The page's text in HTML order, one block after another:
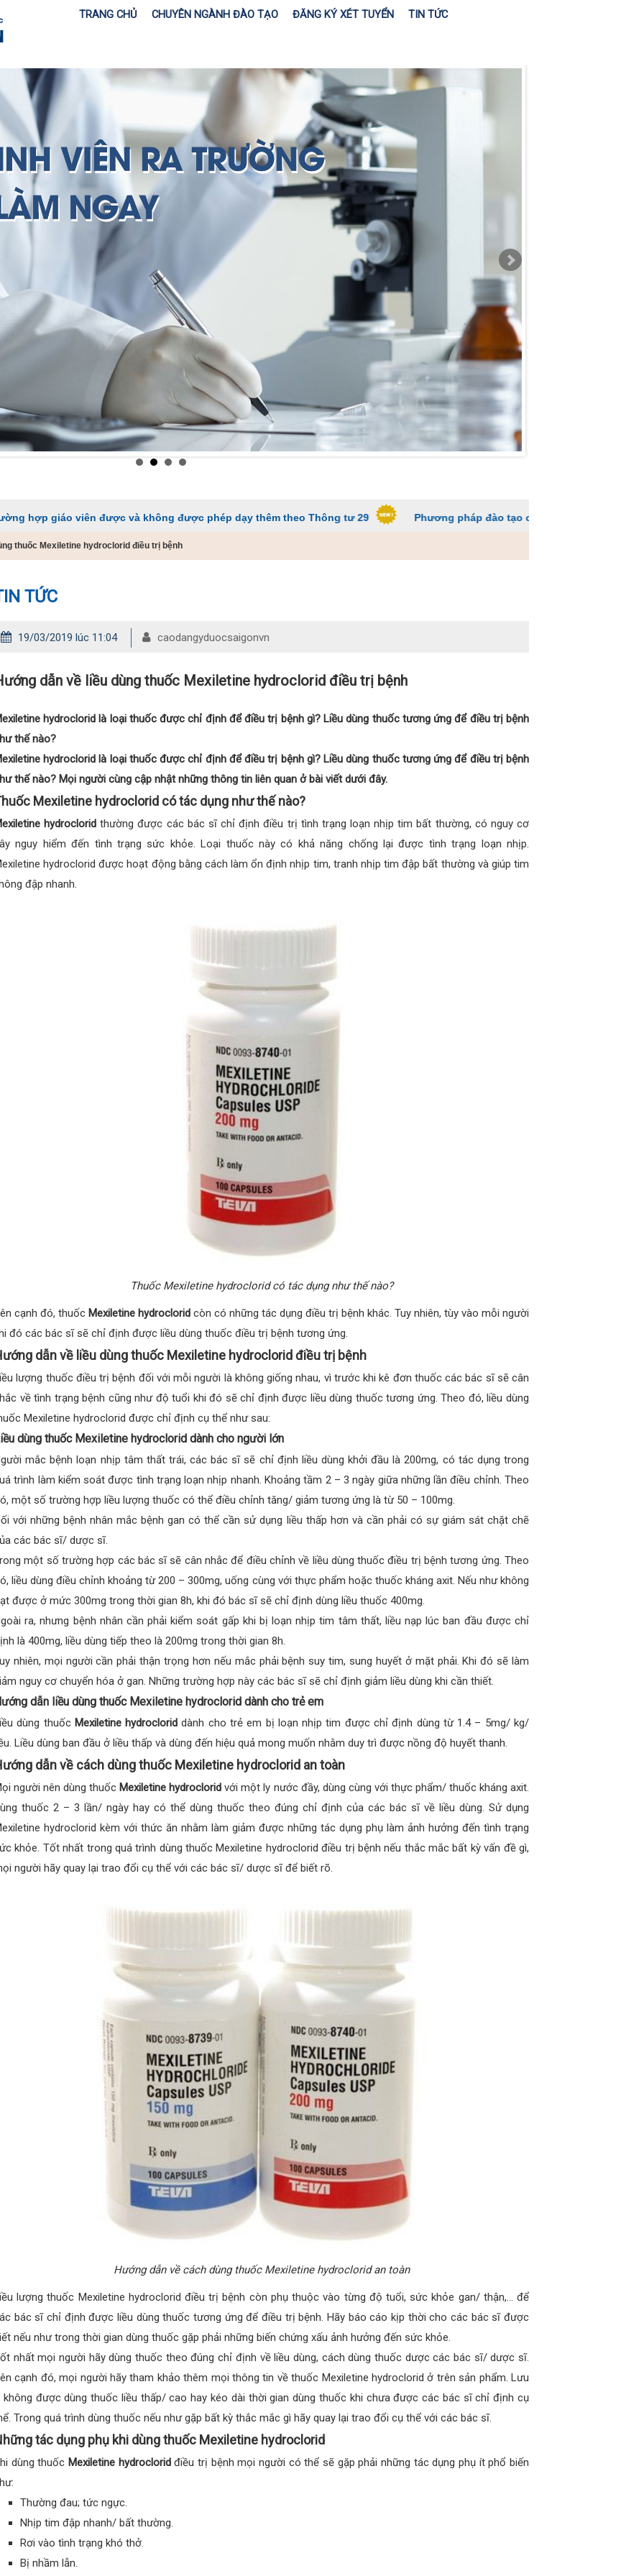
TRANG CHỦ CHUYÊN NGÀNH ĐÀO TẠO ĐĂNG KÝ XÉT TUYỂN TIN TỨC
viên được và không được phép dạy thêm theo Thông tư 29 Phương pháp đào tạo các trường ĐH để sinh viên không
thuốc Mexiletine hydroclorid điều trị bệnh
TỨC
19/03/2019 lúc 11:04 caodangyduocsaigonvn
dẫn về liều dùng thuốc Mexiletine hydroclorid điều trị bệnh
hydroclorid là loại thuốc được chỉ định để điều trị bệnh gì? Liều dùng thuốc tương ứng để điều trị bệnh
thế nào?
hydroclorid là loại thuốc được chỉ định để điều trị bệnh gì? Liều dùng thuốc tương ứng để điều trị bệnh
thế nào? Mọi người cùng cập nhật những thông tin liên quan ở bài viết dưới đây.
Mexiletine hydroclorid có tác dụng như thế nào?
hydroclorid thường được các bác sĩ chỉ định điều trị tình trạng loạn nhịp tim bất thường, có nguy cơ
nguy hiểm đến tình trạng sức khỏe. Loại thuốc này có khả năng chống lại được tình trạng loạn nhịp.
hydroclorid được hoạt động bằng cách làm ổn định nhịp tim, tranh nhịp tim đập bất thường và giúp tim
đập nhanh.
Thuốc Mexiletine hydroclorid có tác dụng như thế nào?
cạnh đó, thuốc Mexiletine hydroclorid còn có những tác dụng điều trị bệnh khác. Tuy nhiên, tùy vào mỗi người
đó các bác sĩ sẽ chỉ định được liều dùng thuốc điều trị bệnh tương ứng.
dẫn về liều dùng thuốc Mexiletine hydroclorid điều trị bệnh
lượng thuốc điều trị bệnh đối với mỗi người là không giống nhau, vì trước khi kê đơn thuốc các bác sĩ sẽ cân
về tình trạng bệnh cũng như độ tuổi khi đó sẽ chỉ định được liều dùng thuốc tương ứng. Theo đó, liều dùng
Mexiletine hydroclorid được chỉ định cụ thể như sau:
dùng thuốc Mexiletine hydroclorid dành cho người lớn
mắc bệnh loạn nhịp tâm thất trái, các bác sĩ sẽ chỉ định liều dùng khởi đầu là 200mg, có tác dụng trong
trình làm kiểm soát được tình trạng loạn nhịp nhanh. Khoảng tầm 2 – 3 ngày giữa những lần điều chỉnh. Theo
một số trường hợp liều lượng thuốc có thể điều chỉnh tăng/ giảm tương ứng là từ 50 – 100mg.
với những bệnh nhân mắc bệnh gan có thể cần sử dụng liều thấp hơn và cần phải có sự giám sát chặt chẽ
các bác sĩ/ dược sĩ.
một số trường hợp các bác sĩ sẽ cân nhắc để điều chỉnh về liều dùng thuốc điều trị bệnh tương ứng. Theo
liều dùng điều chỉnh khoảng từ 200 – 300mg, uống cùng với thực phẩm hoặc thuốc kháng axit. Nếu như không
được ở mức 300mg trong thời gian 8h, khi đó bác sĩ sẽ chỉ định dùng liều thuốc 400mg.
ra, nhưng bệnh nhân cần phải kiểm soát gấp khi bị loạn nhịp tim tâm thất, liều nạp lúc ban đầu được chỉ
là 400mg, liều dùng tiếp theo là 200mg trong thời gian 8h.
nhiên, mọi người cần phải thận trọng hơn nếu mắc phải bệnh suy tim, sung huyết ở mặt phải. Khi đó sẽ làm
nguy cơ chuyển hóa ở gan. Những trường hợp này các bác sĩ sẽ chỉ định giảm liều dùng khi cần thiết.
dẫn liều dùng thuốc Mexiletine hydroclorid dành cho trẻ em
dùng thuốc Mexiletine hydroclorid dành cho trẻ em bị loạn nhịp tim được chỉ định dùng từ 1.4 – 5mg/ kg/
Liều dùng ban đầu ở liều thấp và dùng đến hiệu quả mong muốn nhằm duy trì được nồng độ huyết thanh.
dẫn về cách dùng thuốc Mexiletine hydroclorid an toàn
người nên dùng thuốc Mexiletine hydroclorid với một ly nước đầy, dùng cùng với thực phẩm/ thuốc kháng axit.
thuốc 2 – 3 lần/ ngày hay có thể dùng thuốc theo đúng chỉ định của các bác sĩ về liều dùng. Sử dụng
hydroclorid kèm với thức ăn nhằm làm giảm được những tác dụng phụ làm ảnh hưởng đến tình trạng
khỏe. Tốt nhất trong quá trình dùng thuốc Mexiletine hydroclorid điều trị bệnh nếu thắc mắc bất kỳ vấn đề gì,
người hãy quay lại trao đổi cụ thể với các bác sĩ/ dược sĩ để biết rõ.
Hướng dẫn về cách dùng thuốc Mexiletine hydroclorid an toàn
lượng thuốc Mexiletine hydroclorid điều trị bệnh còn phụ thuộc vào từng độ tuổi, sức khỏe gan/ thận,… để
bác sĩ chỉ định được liều dùng thuốc tương ứng để điều trị bệnh. Hãy báo cáo kịp thời cho các bác sĩ được
nếu như trong thời gian dùng thuốc gặp phải những biến chứng xấu ảnh hưởng đến sức khỏe.
nhất mọi người hãy dùng thuốc theo đúng chỉ định về liều dùng, cách dùng thuốc dược các bác sĩ/ dược sĩ.
cạnh đó, mọi người hãy tham khảo thêm mọi thông tin về thuốc Mexiletine hydroclorid ở trên sản phẩm. Lưu
không được dùng thuốc liều thấp/ cao hay kéo dài thời gian dùng thuốc khi chưa được các bác sĩ chỉ định cụ
Trong quá trình dùng thuốc nếu như gặp bất kỳ thắc mắc gì hãy quay lại trao đổi cụ thể với các bác sĩ.
tác dụng phụ khi dùng thuốc Mexiletine hydroclorid
dùng thuốc Mexiletine hydrocloridđiều trị bệnh mọi người có thể sẽ gặp phải những tác dụng phụ ít phổ biến
Thường đau; tức ngực.
Nhịp tim đập nhanh/ bất thường.
Rơi vào tình trạng khó thở.
Bị nhầm lẫn.